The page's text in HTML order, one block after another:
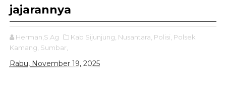
jajarannya
Herman,S.Ag Kab Sijunjung, Nusantara, Polisi, Polsek
Kamang, Sumbar,
Rabu, November 19, 2025